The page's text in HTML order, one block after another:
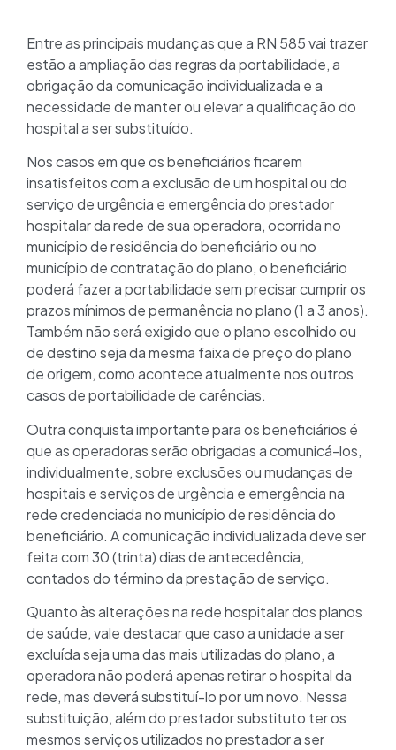
Entre as principais mudanças que a RN 585 vai trazer
estão a ampliação das regras da portabilidade, a
obrigação da comunicação individualizada e a
necessidade de manter ou elevar a qualificação do
hospital a ser substituído.
Nos casos em que os beneficiários ficarem
insatisfeitos com a exclusão de um hospital ou do
serviço de urgência e emergência do prestador
hospitalar da rede de sua operadora, ocorrida no
município de residência do beneficiário ou no
município de contratação do plano, o beneficiário
poderá fazer a portabilidade sem precisar cumprir os
prazos mínimos de permanência no plano (1 a 3 anos).
Também não será exigido que o plano escolhido ou
de destino seja da mesma faixa de preço do plano
de origem, como acontece atualmente nos outros
casos de portabilidade de carências.
Outra conquista importante para os beneficiários é
que as operadoras serão obrigadas a comunicá-los,
individualmente, sobre exclusões ou mudanças de
hospitais e serviços de urgência e emergência na
rede credenciada no município de residência do
beneficiário. A comunicação individualizada deve ser
feita com 30 (trinta) dias de antecedência,
contados do término da prestação de serviço.
Quanto às alterações na rede hospitalar dos planos
de saúde, vale destacar que caso a unidade a ser
excluída seja uma das mais utilizadas do plano, a
operadora não poderá apenas retirar o hospital da
rede, mas deverá substituí-lo por um novo. Nessa
substituição, além do prestador substituto ter os
mesmos serviços utilizados no prestador a ser